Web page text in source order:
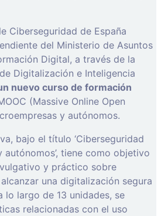
Ciberseguridad de España
del Ministerio de Asuntos
Digital, a través de la
Digitalización e Inteligencia
nuevo curso de formación
(Massive Online Open
y autónomos.
bajo el título ‘Ciberseguridad
autónomos’, tiene como objetivo
y práctico sobre
una digitalización segura
lo largo de 13 unidades, se
relacionadas con el uso